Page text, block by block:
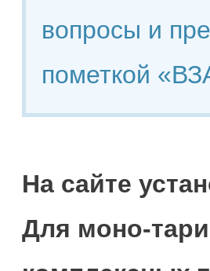
вопросы и
пометкой
На сайте
Для моно-